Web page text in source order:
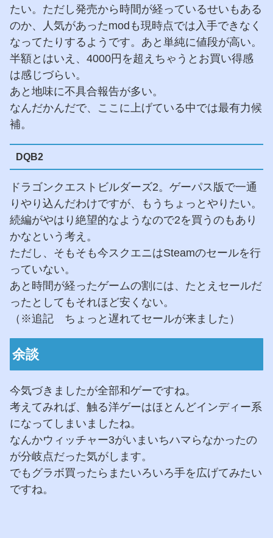
たい。ただし発売から時間が経っているせいもある
のか、人気があったmodも現時点では入手できなく
なってたりするようです。あと単純に値段が高い。
半額とはいえ、4000円を超えちゃうとお買い得感
は感じづらい。
あと地味に不具合報告が多い。
なんだかんだで、ここに上げている中では最有力候
補。
DQB2
ドラゴンクエストビルダーズ2。ゲーパス版で一通
りやり込んだわけですが、もうちょっとやりたい。
続編がやはり絶望的なようなので2を買うのもあり
かなという考え。
ただし、そもそも今スクエニはSteamのセールを行
っていない。
あと時間が経ったゲームの割には、たとえセールだ
ったとしてもそれほど安くない。
（※追記 ちょっと遅れてセールが来ました）
余談
今気づきましたが全部和ゲーですね。
考えてみれば、触る洋ゲーはほとんどインディー系
になってしまいましたね。
なんかウィッチャー3がいまいちハマらなかったの
が分岐点だった気がします。
でもグラボ買ったらまたいろいろ手を広げてみたい
ですね。